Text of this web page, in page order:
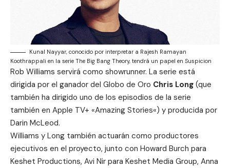
Kunal Nayyar, conocido por interpretar a Rajesh Ramayan
Koothrappali en la serie The Big Bang Theory, tendrá un papel en Suspicion
Rob Williams servirá como showrunner. La serie está
dirigida por el ganador del Globo de Oro Chris Long (que
también ha dirigido uno de los episodios de la serie
también en Apple TV+ «Amazing Stories«) y producida por
Darin McLeod.
Williams y Long también actuarán como productores
ejecutivos en el proyecto, junto con Howard Burch para
Keshet Productions, Avi Nir para Keshet Media Group, Anna